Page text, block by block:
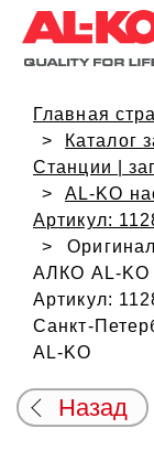
Главная
Каталог
Станции |
AL-KO
Артикул:
АЛКО AL-KO
Артикул:
Санкт-
AL-KO
Назад